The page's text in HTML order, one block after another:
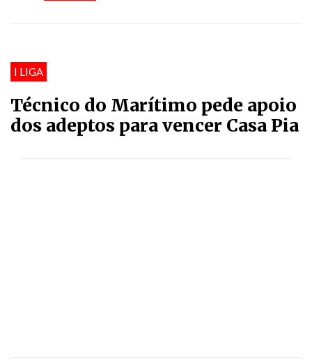
I LIGA
Técnico do Marítimo pede apoio
dos adeptos para vencer Casa Pia